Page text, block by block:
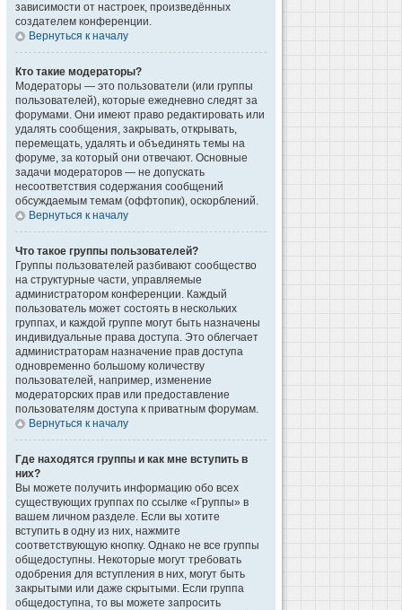
зависимости от настроек, произведённых
создателем конференции.
Вернуться к началу
Кто такие модераторы?
Модераторы — это пользователи (или группы
пользователей), которые ежедневно следят за
форумами. Они имеют право редактировать или
удалять сообщения, закрывать, открывать,
перемещать, удалять и объединять темы на
форуме, за который они отвечают. Основные
задачи модераторов — не допускать
несоответствия содержания сообщений
обсуждаемым темам (оффтопик), оскорблений.
Вернуться к началу
Что такое группы пользователей?
Группы пользователей разбивают сообщество
на структурные части, управляемые
администратором конференции. Каждый
пользователь может состоять в нескольких
группах, и каждой группе могут быть назначены
индивидуальные права доступа. Это облегчает
администраторам назначение прав доступа
одновременно большому количеству
пользователей, например, изменение
модераторских прав или предоставление
пользователям доступа к приватным форумам.
Вернуться к началу
Где находятся группы и как мне вступить в
них?
Вы можете получить информацию обо всех
существующих группах по ссылке «Группы» в
вашем личном разделе. Если вы хотите
вступить в одну из них, нажмите
соответствующую кнопку. Однако не все группы
общедоступны. Некоторые могут требовать
одобрения для вступления в них, могут быть
закрытыми или даже скрытыми. Если группа
общедоступна, то вы можете запросить